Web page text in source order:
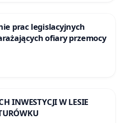
prac legislacyjnych
rodzinnego narażających ofiary przemocy
INWESTYCJI W LESIE